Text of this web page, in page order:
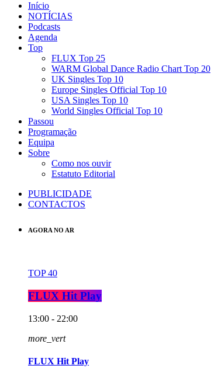
Início
NOTÍCIAS
Podcasts
Agenda
Top
FLUX Top 25
WARM Global Dance Radio Chart Top 20
UK Singles Top 10
Europe Singles Official Top 10
USA Singles Top 10
World Singles Official Top 10
Passou
Programação
Equipa
Sobre
Como nos ouvir
Estatuto Editorial
PUBLICIDADE
CONTACTOS
AGORA NO AR
TOP 40
FLUX Hit Play
13:00 - 22:00
more_vert
FLUX Hit Play